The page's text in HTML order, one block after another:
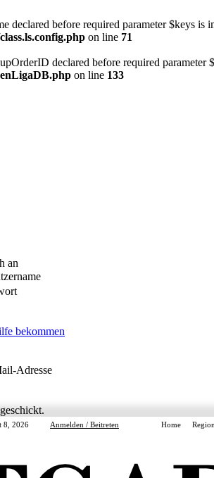
declared before required parameter $keys is
on line 71
declared before required parameter
on line 133
an
bekommen
Adresse
8, 2026 Anmelden / Beitreten Home